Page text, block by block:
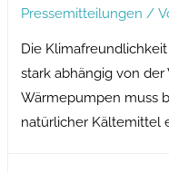
Pressemitteilungen /
Die
stark abhängig von
Wärmepumpen muss
natürlicher Kältemittel